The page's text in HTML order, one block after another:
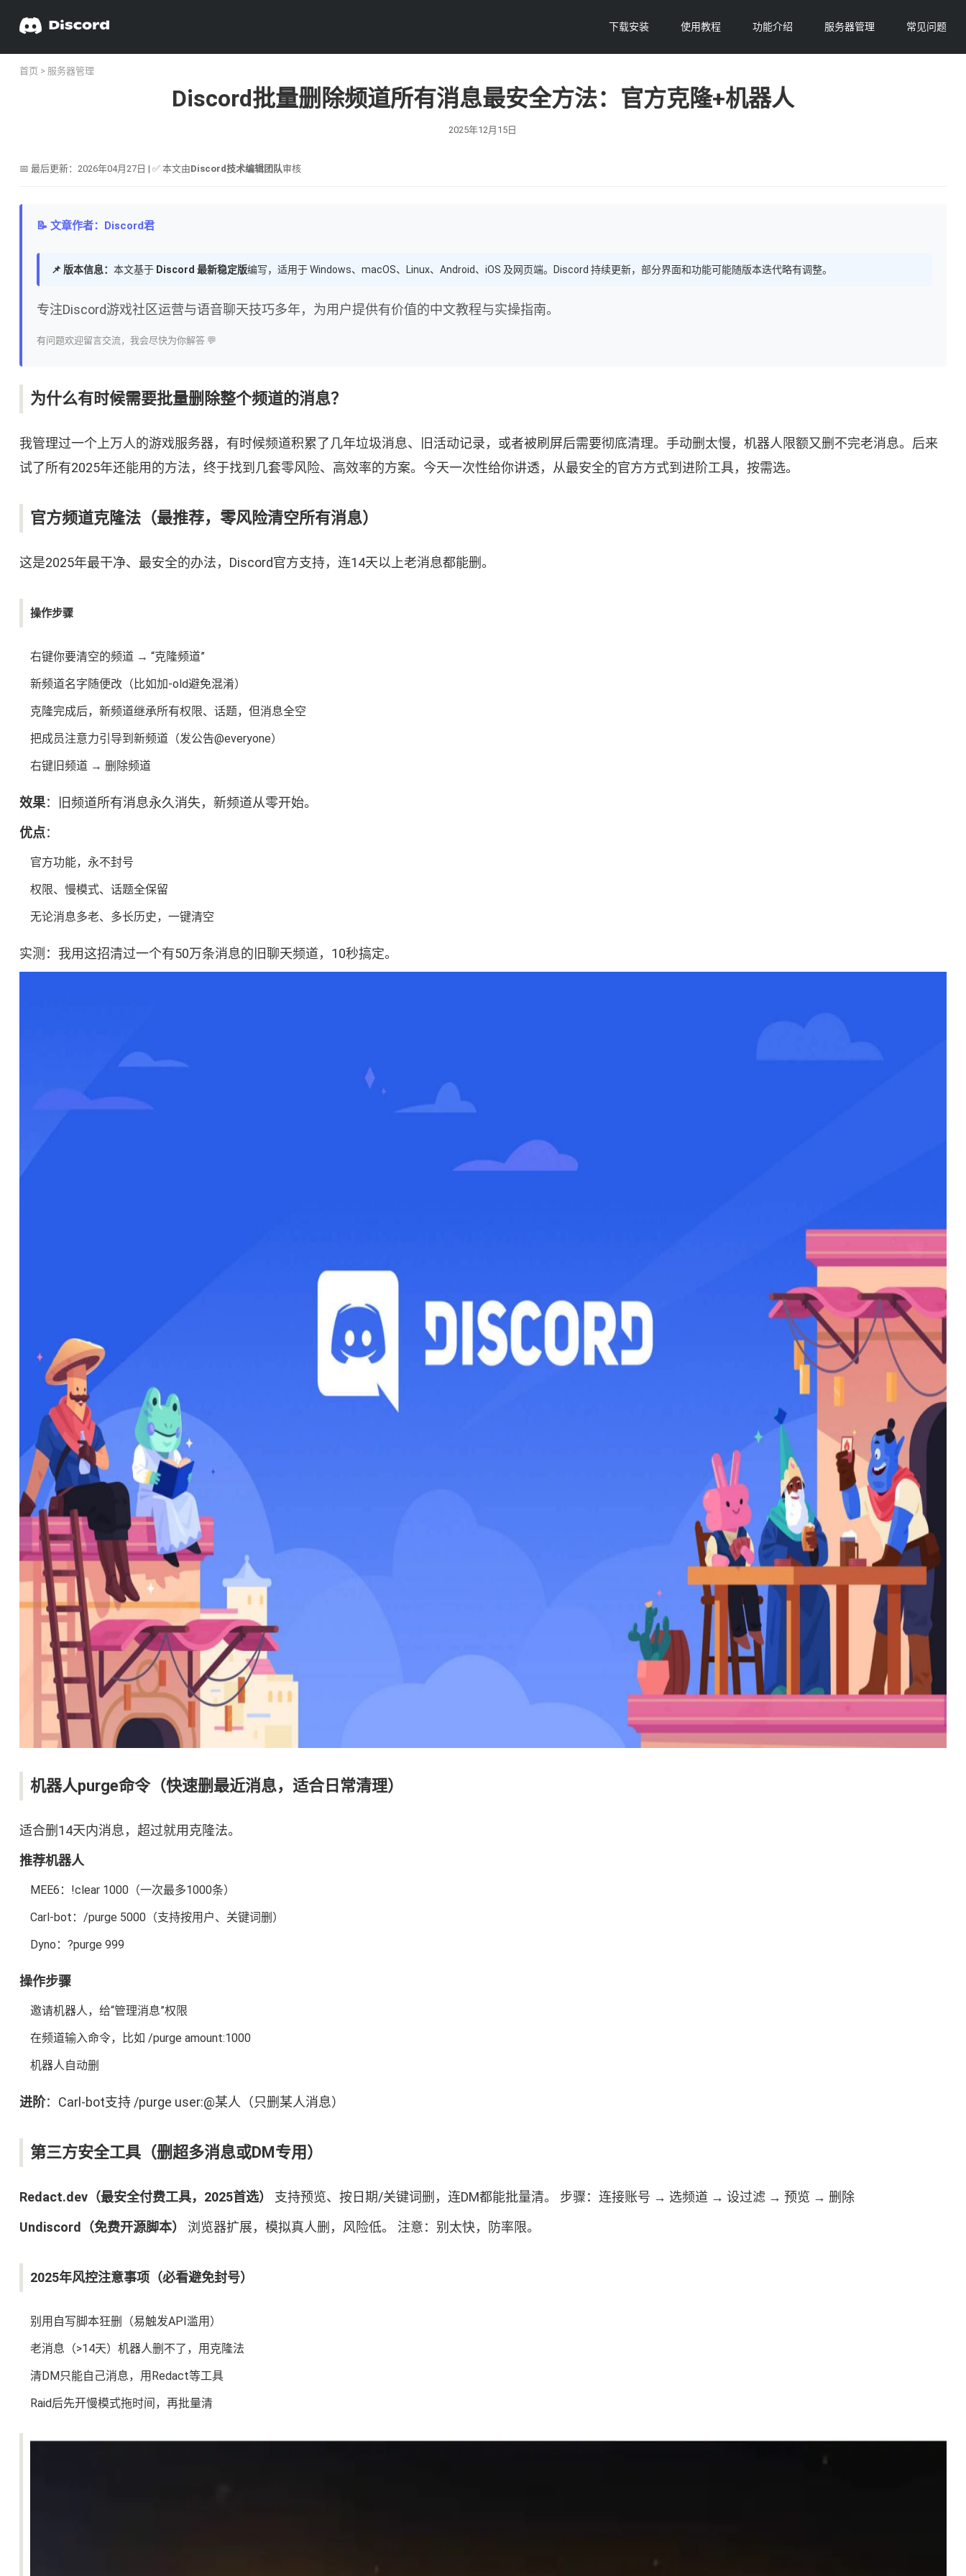
下载安装 使用教程 功能介绍 服务器管理 常见问题
首页 > 服务器管理
Discord批量删除频道所有消息最安全方法：官方克隆+机器人
2025年12月15日
📅 最后更新：2026年04月27日 | ✅ 本文由Discord技术编辑团队审核
📝 文章作者：Discord君
📌 版本信息： 本文基于 Discord 最新稳定版编写，适用于 Windows、macOS、Linux、Android、iOS 及网页端。Discord 持续更新，部分界面和功能可能随版本迭代略有调整。
专注Discord游戏社区运营与语音聊天技巧多年，为用户提供有价值的中文教程与实操指南。
有问题欢迎留言交流，我会尽快为你解答 💬
为什么有时候需要批量删除整个频道的消息？
我管理过一个上万人的游戏服务器，有时候频道积累了几年垃圾消息、旧活动记录，或者被刷屏后需要彻底清理。手动删太慢，机器人限额又删不完老消息。后来
试了所有2025年还能用的方法，终于找到几套零风险、高效率的方案。今天一次性给你讲透，从最安全的官方方式到进阶工具，按需选。
官方频道克隆法（最推荐，零风险清空所有消息）
这是2025年最干净、最安全的办法，Discord官方支持，连14天以上老消息都能删。
操作步骤
右键你要清空的频道 → “克隆频道”
新频道名字随便改（比如加-old避免混淆）
克隆完成后，新频道继承所有权限、话题，但消息全空
把成员注意力引导到新频道（发公告@everyone）
右键旧频道 → 删除频道
效果：旧频道所有消息永久消失，新频道从零开始。
优点：
官方功能，永不封号
权限、慢模式、话题全保留
无论消息多老、多长历史，一键清空
实测：我用这招清过一个有50万条消息的旧聊天频道，10秒搞定。
机器人purge命令（快速删最近消息，适合日常清理）
适合删14天内消息，超过就用克隆法。
推荐机器人
MEE6：!clear 1000（一次最多1000条）
Carl-bot：/purge 5000（支持按用户、关键词删）
Dyno：?purge 999
操作步骤
邀请机器人，给“管理消息”权限
在频道输入命令，比如 /purge amount:1000
机器人自动删
进阶：Carl-bot支持 /purge user:@某人（只删某人消息）
第三方安全工具（删超多消息或DM专用）
Redact.dev（最安全付费工具，2025首选）
支持预览、按日期/关键词删，连DM都能批量清。 步骤：连接账号 → 选频道 → 设过滤 → 预览 → 删除
Undiscord（免费开源脚本）
浏览器扩展，模拟真人删，风险低。 注意：别太快，防率限。
2025年风控注意事项（必看避免封号）
别用自写脚本狂删（易触发API滥用）
老消息（>14天）机器人删不了，用克隆法
清DM只能自己消息，用Redact等工具
Raid后先开慢模式拖时间，再批量清